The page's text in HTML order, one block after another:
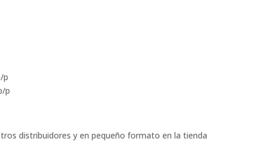
p
p
distribuidores y en pequeño formato en la tienda